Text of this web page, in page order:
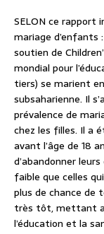
SELON ce
mariage d’enfants
soutien de
mondial pour
tiers) se marient
subsaharienne. Il
prévalence de
chez les filles. Il a
avant l’âge de 18
d’abandonner
faible que celles
plus de chance de
très tôt, mettant
l’éducation et la